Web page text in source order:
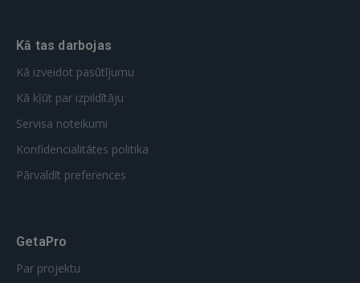
Kā tas darbojas
Kā izveidot pasūtījumu
Kā kļūt par izpildītāju
Servisa noteikumi
Konfidencialitātes politika
Pārvaldīt preferences
GetaPro
Par projektu